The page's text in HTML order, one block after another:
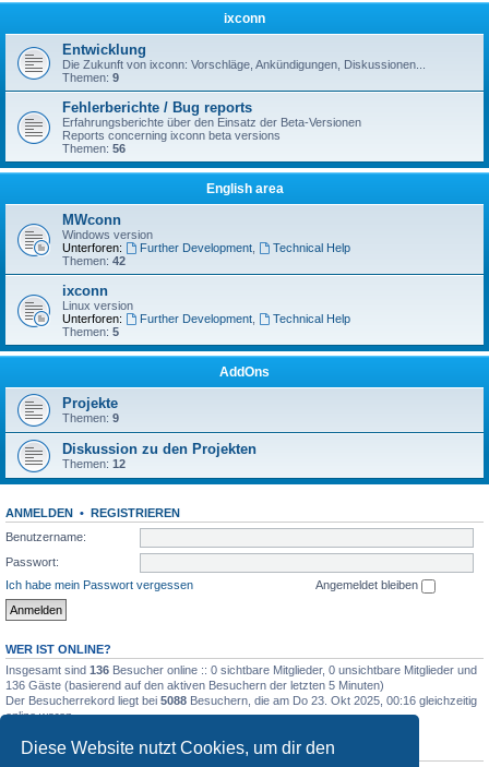
Diese Website nutzt Cookies, um dir den
ixconn
Entwicklung
Die Zukunft von ixconn: Vorschläge, Ankündigungen, Diskussionen...
Themen: 9
Fehlerberichte / Bug reports
Erfahrungsberichte über den Einsatz der Beta-Versionen
Reports concerning ixconn beta versions
Themen: 56
English area
MWconn
Windows version
Unterforen:
Further Development,
Technical Help
Themen: 42
ixconn
Linux version
Unterforen:
Further Development,
Technical Help
Themen: 5
AddOns
Projekte
Themen: 9
Diskussion zu den Projekten
Themen: 12
ANMELDEN • REGISTRIEREN
Benutzername:
Passwort:
Ich habe mein Passwort vergessen
Angemeldet bleiben
WER IST ONLINE?
Insgesamt sind 136 Besucher online :: 0 sichtbare Mitglieder, 0 unsichtbare Mitglieder und
136 Gäste (basierend auf den aktiven Besuchern der letzten 5 Minuten)
Der Besucherrekord liegt bei 5088 Besuchern, die am Do 23. Okt 2025, 00:16 gleichzeitig
online waren.
STATISTIK